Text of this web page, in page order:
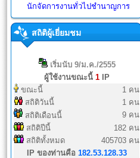
นักจัดการงานทั่วไปชำนาญการ
สถิติผู้เยี่ยมชม
เริ่มนับ 9/ม.ค./2555
ผู้ใช้งานขณะนี้ 1IP
ขณะนี้
1 คน
สถิติวันนี้
1 คน
สถิติเดือนนี้
9 คน
สถิติปีนี้
182 คน
สถิติทั้งหมด
405703 คน
IP ของท่านคือ 182.53.128.33